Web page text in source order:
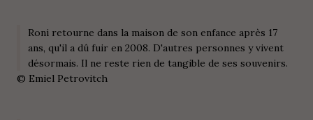
Roni retourne dans la maison de son enfance après 17
ans, qu'il a dû fuir en 2008. D'autres personnes y vivent
désormais. Il ne reste rien de tangible de ses souvenirs.
© Emiel Petrovitch